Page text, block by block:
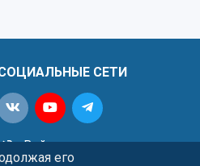
СЕТИ
Войти
его